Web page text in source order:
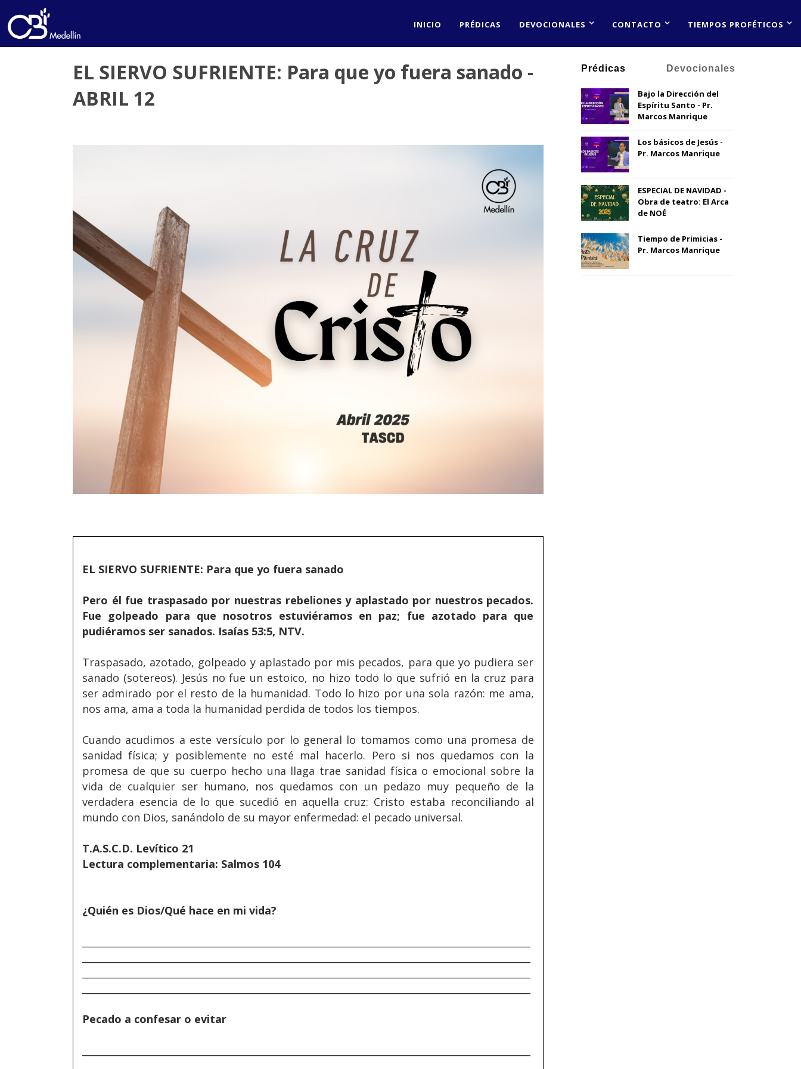
INICIO PRÉDICAS DEVOCIONALES CONTACTO TIEMPOS PROFÉTICOS
EL SIERVO SUFRIENTE: Para que yo fuera sanado -
ABRIL 12
EL SIERVO SUFRIENTE: Para que yo fuera sanado
Pero él fue traspasado por nuestras rebeliones y aplastado por nuestros pecados.
Fue golpeado para que nosotros estuviéramos en paz; fue azotado para que
pudiéramos ser sanados. Isaías 53:5, NTV.
Traspasado, azotado, golpeado y aplastado por mis pecados, para que yo pudiera ser
sanado (sotereos). Jesús no fue un estoico, no hizo todo lo que sufrió en la cruz para
ser admirado por el resto de la humanidad. Todo lo hizo por una sola razón: me ama,
nos ama, ama a toda la humanidad perdida de todos los tiempos.
Cuando acudimos a este versículo por lo general lo tomamos como una promesa de
sanidad física; y posiblemente no esté mal hacerlo. Pero si nos quedamos con la
promesa de que su cuerpo hecho una llaga trae sanidad física o emocional sobre la
vida de cualquier ser humano, nos quedamos con un pedazo muy pequeño de la
verdadera esencia de lo que sucedió en aquella cruz: Cristo estaba reconciliando al
mundo con Dios, sanándolo de su mayor enfermedad: el pecado universal.
T.A.S.C.D. Levítico 21
Lectura complementaria: Salmos 104
¿Quién es Dios/Qué hace en mi vida?
Pecado a confesar o evitar
Prédicas Devocionales
Bajo la Dirección del
Espíritu Santo - Pr.
Marcos Manrique
Los básicos de Jesús -
Pr. Marcos Manrique
ESPECIAL DE NAVIDAD -
Obra de teatro: El Arca
de NOÉ
Tiempo de Primicias -
Pr. Marcos Manrique